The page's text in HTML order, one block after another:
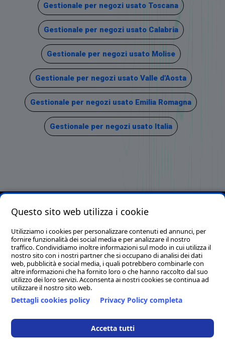
Gestionale per negozi usato Toscana
Gestionale per negozi usato Calabria
Gestionale per negozi usato Molise
Gestionale per negozi usato Valle d'Aosta
Gestionale per negozi usato Emilia Romagna
Gestionale per negozi usato Italia
Clion S.p.A. con socio unico - P.I./C.F./C.C.I.A.A. 01644540435 -
Reg. Imp. MC 169521 - Cap. Soc. € 1.000.000,00 I.v. - Email.
info@clion.it - PEC clion@pec.it
Sede legale, tecnica ed amministrativa: Via Alvata, 200 - 62018 -
Porto Potenza Picena (Macerata)
Tel. 0733/881189 (14 linee r.a.) - Fax. 0733/884119
Sede distaccata per la regione Campania: Via Umberto I, 1 -
83050 - Sant'Angelo all'Esca (Avellino)
Clion Point Ancona - Corso Giovanni Amendola, 44A - 60123
Ancona (AN)
Questo sito web utilizza i cookie
Utilizziamo i cookies per personalizzare contenuti ed annunci, per
fornire funzionalità dei social media e per analizzare il nostro
traffico. Condividiamo inoltre informazioni sul modo in cui utilizza il
nostro sito con i nostri partner che si occupano di analisi dei dati
web, pubblicità e social media, i quali potrebbero combinarle con
altre informazioni che ha fornito loro o che hanno raccolto dal suo
utilizzo dei loro servizi. Acconsenta ai nostri cookies se continua ad
utilizzare il nostro sito web.
Dettagli cookies policy Privacy Policy completa
Accetta tutti